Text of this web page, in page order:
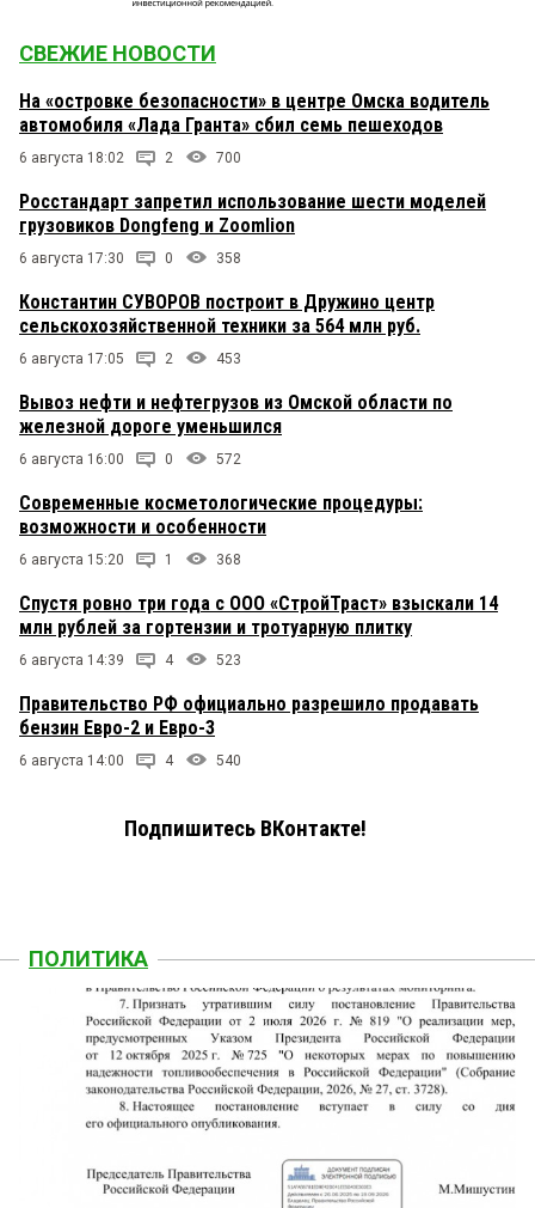
СВЕЖИЕ НОВОСТИ
На «островке безопасности» в центре Омска водитель
автомобиля «Лада Гранта» сбил семь пешеходов
6 августа 18:02 2 700
Росстандарт запретил использование шести моделей
грузовиков Dongfeng и Zoomlion
6 августа 17:30 0 358
Константин СУВОРОВ построит в Дружино центр
сельскохозяйственной техники за 564 млн руб.
6 августа 17:05 2 453
Вывоз нефти и нефтегрузов из Омской области по
железной дороге уменьшился
6 августа 16:00 0 572
Современные косметологические процедуры:
возможности и особенности
6 августа 15:20 1 368
Спустя ровно три года с ООО «СтройТраст» взыскали 14
млн рублей за гортензии и тротуарную плитку
6 августа 14:39 4 523
Правительство РФ официально разрешило продавать
бензин Евро-2 и Евро-3
6 августа 14:00 4 540
Подпишитесь ВКонтакте!
ПОЛИТИКА